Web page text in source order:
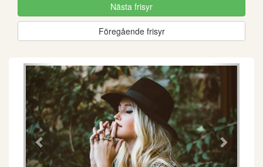
Nästa frisyr
Föregående frisyr
Föregående